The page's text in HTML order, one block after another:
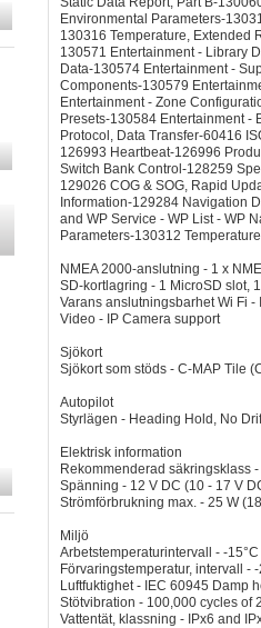
Environmental Parameters-
130316 Temperature, Extended
130571 Entertainment - Library
Data-130574 Entertainment -
Components-130579
Entertainment - Zone
Presets-130584 Entertainment -
Protocol, Data Transfer-60416
126993 Heartbeat-126996
Switch Bank Control-128259
129026 COG & SOG, Rapid
Information-129284 Navigation
and WP Service - WP List - WP
Parameters-130312
NMEA 2000-anslutning - 1 x
SD-kortlagring - 1 MicroSD slot,
Varans anslutningsbarhet Wi Fi -
Video - IP Camera support
Sjökort
Sjökort som stöds - C-MAP Tile
Autopilot
Styrlägen - Heading Hold, No
Elektrisk information
Rekommenderad säkringsklass -
Spänning - 12 V DC (10 - 17 V
Strömförbrukning max. - 25 W
Miljö
Arbetstemperaturintervall - -15°C
Förvaringstemperatur, intervall -
Luftfuktighet - IEC 60945 Damp
Stötvibration - 100,000 cycles of
Vattentät, klassning - IPx6 and